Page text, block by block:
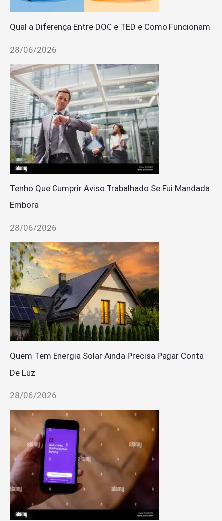
Qual a Diferença Entre DOC e TED e Como Funcionam
28/06/2026
Tenho Que Cumprir Aviso Trabalhado Se Fui Mandada
Embora
28/06/2026
Quem Tem Energia Solar Ainda Precisa Pagar Conta
De Luz
28/06/2026